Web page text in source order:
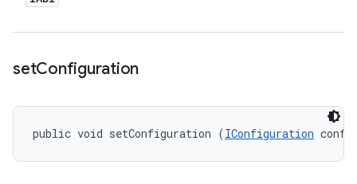
setConfiguration
public void setConfiguration (IConfiguration